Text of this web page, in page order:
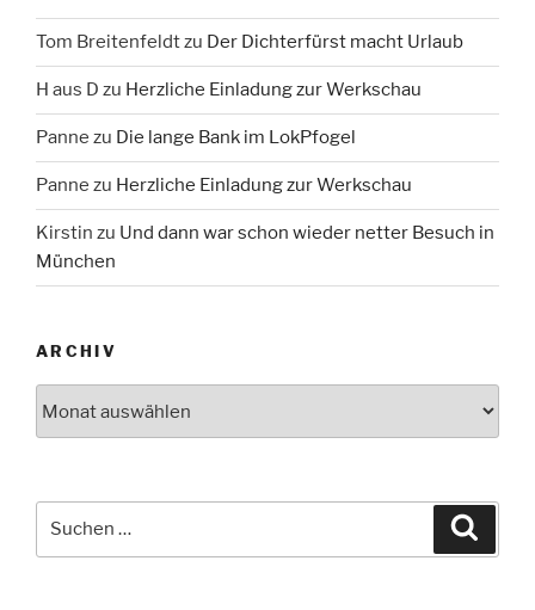
Tom Breitenfeldtzu Der Dichterfürst macht Urlaub
H aus D zu Herzliche Einladung zur Werkschau
Panne zu Die lange Bank im LokPfogel
Panne zu Herzliche Einladung zur Werkschau
Kirstin zu Und dann war schon wieder netter Besuch in
München
ARCHIV